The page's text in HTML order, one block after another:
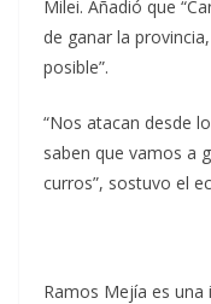
Milei. Añadió que
de ganar la
posible”.
“Nos atacan desde
saben que vamos a
curros”, sostuvo el
Ramos Mejía es